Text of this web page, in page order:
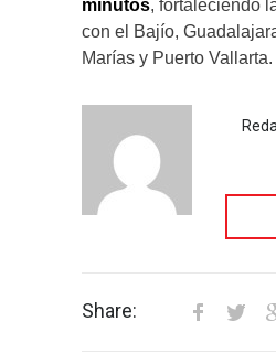
minutos, fortaleciendo
con el Bajío,
Marías y Puerto Vallarta.
Share: